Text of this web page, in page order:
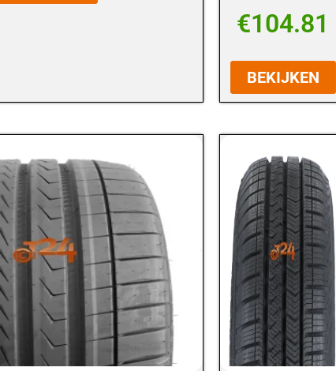
€104.81
BEKIJKEN